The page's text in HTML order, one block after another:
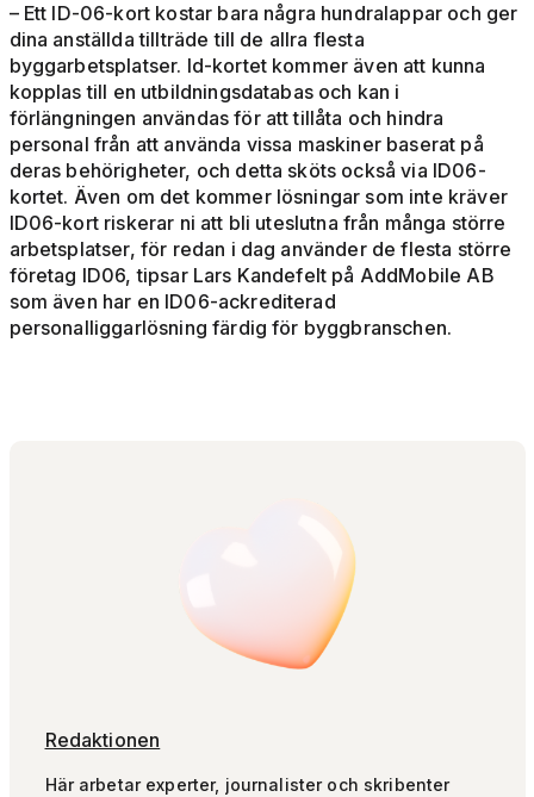
– Ett ID-06-kort kostar bara några hundralappar och ger
dina anställda tillträde till de allra flesta
byggarbetsplatser. Id-kortet kommer även att kunna
kopplas till en utbildningsdatabas och kan i
förlängningen användas för att tillåta och hindra
personal från att använda vissa maskiner baserat på
deras behörigheter, och detta sköts också via ID06-
kortet. Även om det kommer lösningar som inte kräver
ID06-kort riskerar ni att bli uteslutna från många större
arbetsplatser, för redan i dag använder de flesta större
företag ID06, tipsar Lars Kandefelt på AddMobile AB
som även har en ID06-ackrediterad
personalliggarlösning färdig för byggbranschen.
Redaktionen
Här arbetar experter, journalister och skribenter